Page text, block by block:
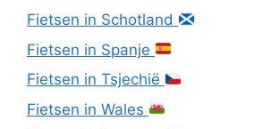
Fietsen in Schotland
Fietsen in Spanje
Fietsen in Tsjechië
Fietsen in Wales